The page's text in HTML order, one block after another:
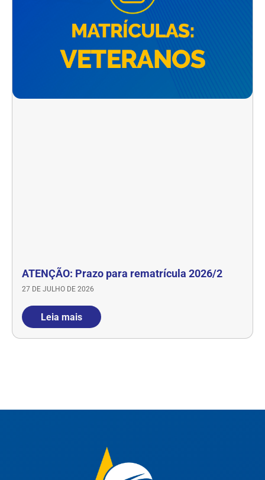
ATENÇÃO: Prazo para rematrícula 2026/2
27 DE JULHO DE 2026
Leia mais